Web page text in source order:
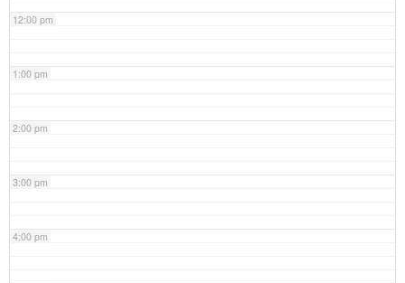
12:00 pm
1:00 pm
2:00 pm
3:00 pm
4:00 pm